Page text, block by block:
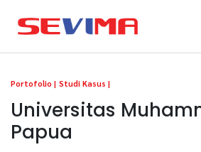
Portofolio | Studi Kasus |
Universitas
Papua